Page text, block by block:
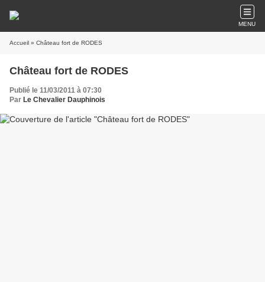
MENU
Accueil » Château fort de RODES
Château fort de RODES
Publié le 11/03/2011 à 07:30
Par Le Chevalier Dauphinois